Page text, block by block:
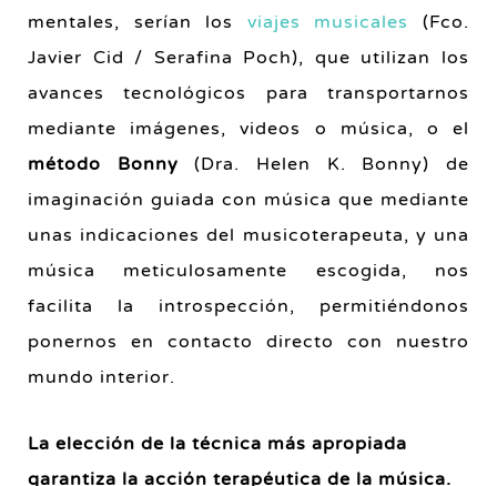
mentales, serían los viajes musicales
(Fco.
Javier Cid / Serafina Poch), que utilizan los
avances tecnológicos para transportarnos
mediante imágenes, videos o música, o el
método Bonny(Dra. Helen K. Bonny) de
imaginación guiada con música que mediante
unas indicaciones del musicoterapeuta, y una
música meticulosamente escogida, nos
facilita la introspección, permitiéndonos
ponernos en contacto directo con nuestro
mundo interior.
La elección de la técnica más apropiada
garantiza la acción terapéutica de la música.